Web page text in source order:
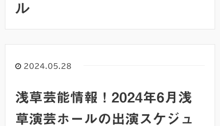
ル
2024.05.28
浅草芸能情報！2024年6月浅
草演芸ホールの出演スケジュ